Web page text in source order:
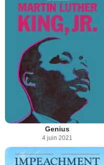
Genius
4 juin 2021